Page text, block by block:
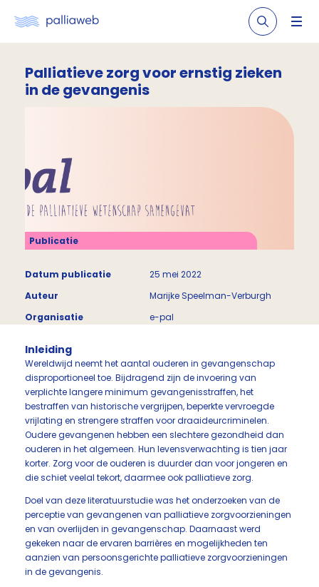
Palliatieve zorg voor ernstig zieken
in de gevangenis
Publicatie
Datum publicatie
25 mei 2022
Auteur
Marijke Speelman-Verburgh
Organisatie
e-pal
Inleiding
Wereldwijd neemt het aantal ouderen in gevangenschap
disproportioneel toe. Bijdragend zijn de invoering van
verplichte langere minimum gevangenisstraffen, het
bestraffen van historische vergrijpen, beperkte vervroegde
vrijlating en strengere straffen voor draaideurcriminelen.
Oudere gevangenen hebben een slechtere gezondheid dan
ouderen in het algemeen. Hun levensverwachting is tien jaar
korter. Zorg voor de ouderen is duurder dan voor jongeren en
die schiet veelal tekort, daarmee ook palliatieve zorg.
Doel van deze literatuurstudie was het onderzoeken van de
perceptie van gevangenen van palliatieve zorgvoorzieningen
en van overlijden in gevangenschap. Daarnaast werd
gekeken naar de ervaren barrières en mogelijkheden ten
aanzien van persoonsgerichte palliatieve zorgvoorzieningen
in de gevangenis.